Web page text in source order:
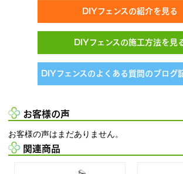
DIYフェンスの紹介を見る
DIYフェンスの施工方法を見
DIYフェンスのよくある質問のブログ
お客様の声
お客様の声はまだありません。
関連商品